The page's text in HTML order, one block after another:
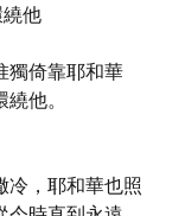
繞他
獨倚靠耶和華
他。
冷，耶和華也照